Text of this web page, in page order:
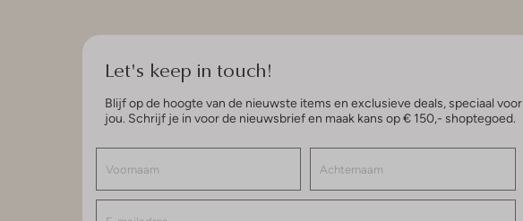
Let's keep in touch!
Blijf op de hoogte van de nieuwste items en exclusieve deals, speciaal voor
jou. Schrijf je in voor de nieuwsbrief en maak kans op € 150,- shoptegoed.